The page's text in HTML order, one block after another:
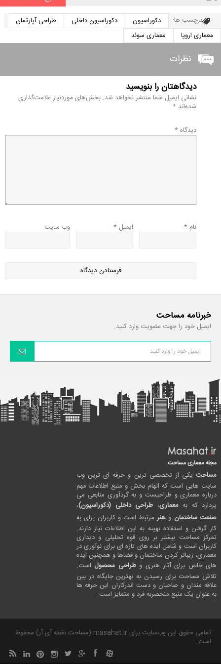
برچسب ها: دکوراسیون دکوراسیون داخلی
طراحی آپارتمان
معماری اروپا
معماری سوئد
نظرات
دیدگاهتان را بنویسید
نشانی ایمیل شما منتشر نخواهد شد. بخش‌های موردنیاز علامت‌گذاری
شده‌اند *
دیدگاه *
نام * ایمیل * وب‌ سایت
خبرنامه مساحت
ایمیل خود را جهت عضویت وارد کنید.
مجله معماری مساحت
مساحت یکی از تخصصی ترین و حرفه ای ترین وب
سایت هایی است که الهام بخش و منبع اطلاعات مهم
درباره معماری و طراحیست و به گردآوری منابعی می
پردازد که بهمعماری، طراحی داخلی (دکوراسیون)،
صنعت ساختمان و هنرمرتبط است و کاربران برای به
کار گرفتن و استفاده بهینه به این اطلاعات نیاز دارند.
تمرکز مساحت بیشتر بر روی قوه تحلیلی و دیداری
کاربران است و شامل ایده های تازه ای برای نوآوری در
معماری، زیباتر کردن ساختمان و فضاها و همچنین ایده
های خاص برای آثار هنری وطراحی محصول است.
تلاش مساحت برای رسیدن به بهترین جایگاه در بین
علاقه مندان و صاحبان و دست اندرکاران این حرفه ها
به عنوان یک منبع منحصربه فرد و متمایز است.
تمامی حقوق این وب‌سایت برای masahat.ir (مساحت نقطه آی آر) محفوظ
است.